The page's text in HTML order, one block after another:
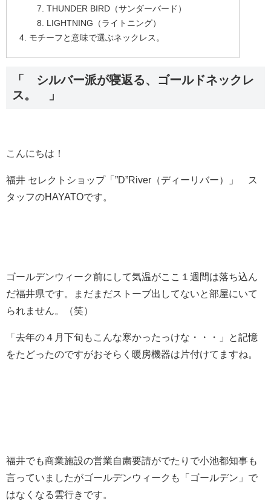
THUNDER BIRD（サンダーバード）
LIGHTNING（ライトニング）
モチーフと意味で選ぶネックレス。
「 シルバー派が寝返る、ゴールドネックレ
ス。 」
こんにちは！
福井 セレクトショップ「”D”River（ディーリバー）」 ス
タッフのHAYATOです。
ゴールデンウィーク前にして気温がここ１週間は落ち込ん
だ福井県です。まだまだストーブ出してないと部屋にいて
られません。（笑）
「去年の４月下旬もこんな寒かったっけな・・・」と記憶
をたどったのですがおそらく暖房機器は片付けてますね。
福井でも商業施設の営業自粛要請がでたりで小池都知事も
言っていましたがゴールデンウィークも「ゴールデン」で
はなくなる雲行きです。